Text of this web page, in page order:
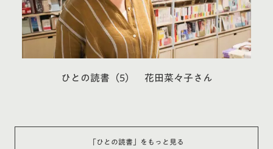
ひとの読書（5） 花田菜々子さん
「ひとの読書 」をもっと見る